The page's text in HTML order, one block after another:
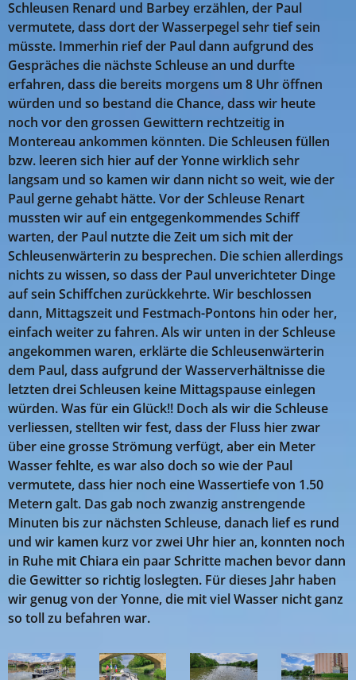
Schleusen Renard und Barbey erzählen, der Paul
vermutete, dass dort der Wasserpegel sehr tief sein
müsste. Immerhin rief der Paul dann aufgrund des
Gespräches die nächste Schleuse an und durfte
erfahren, dass die bereits morgens um 8 Uhr öffnen
würden und so bestand die Chance, dass wir heute
noch vor den grossen Gewittern rechtzeitig in
Montereau ankommen könnten. Die Schleusen füllen
bzw. leeren sich hier auf der Yonne wirklich sehr
langsam und so kamen wir dann nicht so weit, wie der
Paul gerne gehabt hätte. Vor der Schleuse Renart
mussten wir auf ein entgegenkommendes Schiff
warten, der Paul nutzte die Zeit um sich mit der
Schleusenwärterin zu besprechen. Die schien allerdings
nichts zu wissen, so dass der Paul unverichteter Dinge
auf sein Schiffchen zurückkehrte. Wir beschlossen
dann, Mittagszeit und Festmach-Pontons hin oder her,
einfach weiter zu fahren. Als wir unten in der Schleuse
angekommen waren, erklärte die Schleusenwärterin
dem Paul, dass aufgrund der Wasserverhältnisse die
letzten drei Schleusen keine Mittagspause einlegen
würden. Was für ein Glück!! Doch als wir die Schleuse
verliessen, stellten wir fest, dass der Fluss hier zwar
über eine grosse Strömung verfügt, aber ein Meter
Wasser fehlte, es war also doch so wie der Paul
vermutete, dass hier noch eine Wassertiefe von 1.50
Metern galt. Das gab noch zwanzig anstrengende
Minuten bis zur nächsten Schleuse, danach lief es rund
und wir kamen kurz vor zwei Uhr hier an, konnten noch
in Ruhe mit Chiara ein paar Schritte machen bevor dann
die Gewitter so richtig loslegten. Für dieses Jahr haben
wir genug von der Yonne, die mit viel Wasser nicht ganz
so toll zu befahren war.